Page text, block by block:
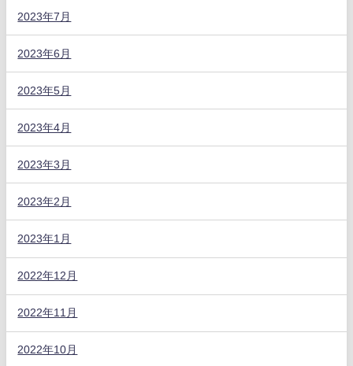
2023年7月
2023年6月
2023年5月
2023年4月
2023年3月
2023年2月
2023年1月
2022年12月
2022年11月
2022年10月